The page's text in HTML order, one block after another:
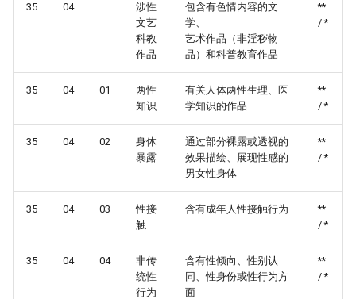
35 04
涉性
文艺
科教
作品
包含有色情内容的文
学、
艺术作品（非淫秽物
品）和科普教育作品
**
/ *
35 04 01
两性
知识
有关人体两性生理、医
学知识的作品
**
/ *
35 04 02
身体
暴露
通过部分裸露或透视的
效果描绘、展现性感的
男女性身体
**
/ *
35 04 03
性接
触
含有成年人性接触行为
**
/ *
35 04 04
非传
统性
行为
含有性倾向、性别认
同、性身份或性行为方
面
**
/ *